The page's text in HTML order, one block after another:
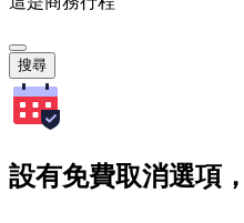
搜尋
設有免費取消選項